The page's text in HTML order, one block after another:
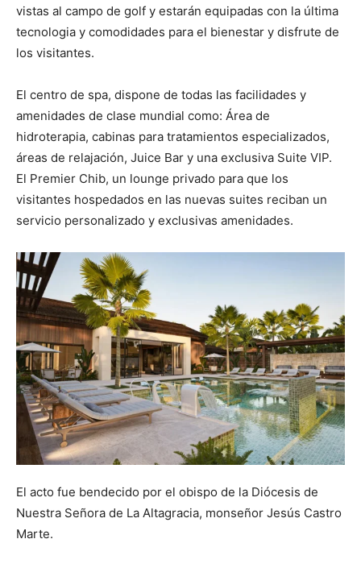
vistas al campo de golf y estarán equipadas con la última
tecnologia y comodidades para el bienestar y disfrute de
los visitantes.
El centro de spa, dispone de todas las facilidades y
amenidades de clase mundial como: Área de
hidroterapia, cabinas para tratamientos especializados,
áreas de relajación, Juice Bar y una exclusiva Suite VIP.
El Premier Chib, un lounge privado para que los
visitantes hospedados en las nuevas suites reciban un
servicio personalizado y exclusivas amenidades.
El acto fue bendecido por el obispo de la Diócesis de
Nuestra Señora de La Altagracia, monseñor Jesús Castro
Marte.